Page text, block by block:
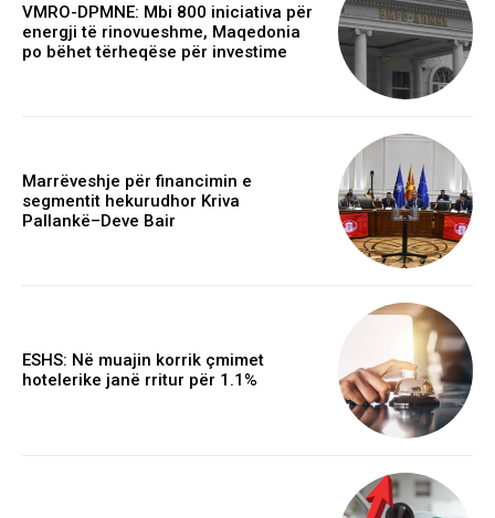
VMRO-DPMNE: Mbi 800 iniciativa për
energji të rinovueshme, Maqedonia
po bëhet tërheqëse për investime
Marrëveshje për financimin e
segmentit hekurudhor Kriva
Pallankë–Deve Bair
ESHS: Në muajin korrik çmimet
hotelerike janë rritur për 1.1%